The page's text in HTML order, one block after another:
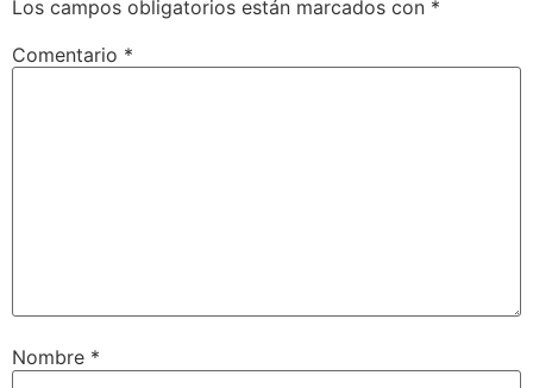
Los campos obligatorios están marcados con *
Comentario *
Nombre *